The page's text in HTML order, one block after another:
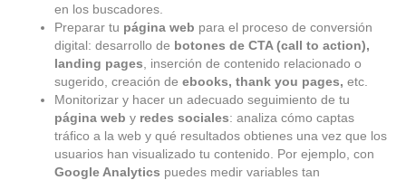
en los buscadores.
Preparar tu página web para el proceso de conversión
digital: desarrollo de botones de CTA (call to action),
landing pages , inserción de contenido relacionado o
sugerido, creación de ebooks, thank you pages, etc.
Monitorizar y hacer un adecuado seguimiento de tu
página web y redes sociales: analiza cómo captas
tráfico a la web y qué resultados obtienes una vez que los
usuarios han visualizado tu contenido. Por ejemplo, con
Google Analytics puedes medir variables tan